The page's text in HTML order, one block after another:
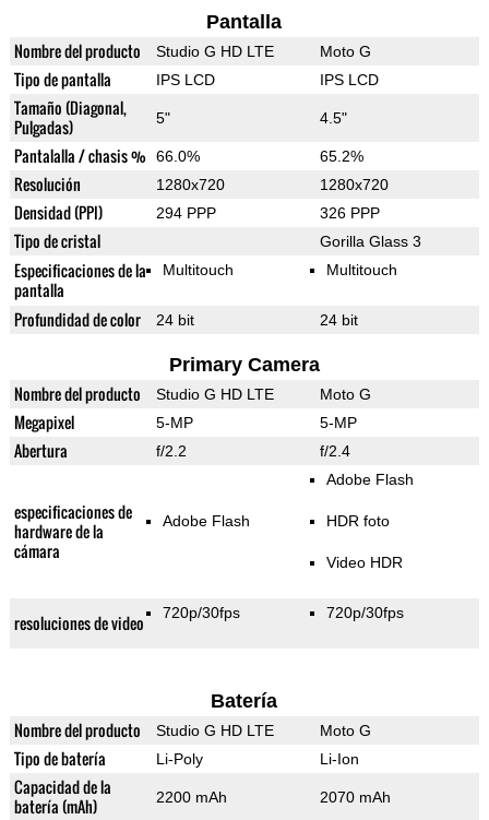
Pantalla
Nombre del producto Studio G HD LTE Moto G
Tipo de pantalla IPS LCD IPS LCD
Tamaño (Diagonal,
Pulgadas)
5" 4.5"
Pantalalla / chasis % 66.0% 65.2%
Resolución 1280x720 1280x720
Densidad (PPI) 294 PPP 326 PPP
Tipo de cristal Gorilla Glass 3
Especificaciones de la
pantalla
Multitouch Multitouch
Profundidad de color 24 bit 24 bit
Primary Camera
Nombre del producto Studio G HD LTE Moto G
Megapixel 5-MP 5-MP
Abertura f/2.2 f/2.4
especificaciones de
hardware de la
cámara
Adobe Flash
Adobe Flash
HDR foto
Video HDR
resoluciones de video 720p/30fps 720p/30fps
Batería
Nombre del producto Studio G HD LTE Moto G
Tipo de batería Li-Poly Li-Ion
Capacidad de la
batería (mAh)
2200 mAh 2070 mAh